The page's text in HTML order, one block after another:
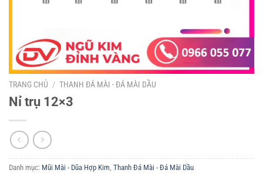
TRANG CHỦ / THANH ĐÁ MÀI - ĐÁ MÀI DẦU
Nỉ trụ 12×3
Danh mục: Mũi Mài - Dũa Hợp Kim, Thanh Đá Mài - Đá Mài Dầu